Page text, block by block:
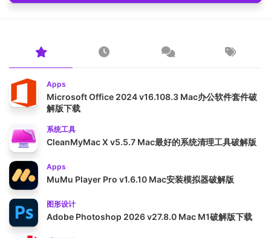
Apps
Microsoft Office 2024 v16.108.3 Mac办公软件套件破
解版下载
系统工具
CleanMyMac X v5.5.7 Mac最好的系统清理工具破解版
Apps
MuMu Player Pro v1.6.10 Mac安装模拟器破解版
图形设计
Adobe Photoshop 2026 v27.8.0 Mac M1破解版下载